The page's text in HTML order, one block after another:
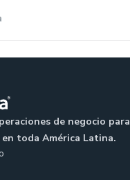
de negocio para
toda América Latina.